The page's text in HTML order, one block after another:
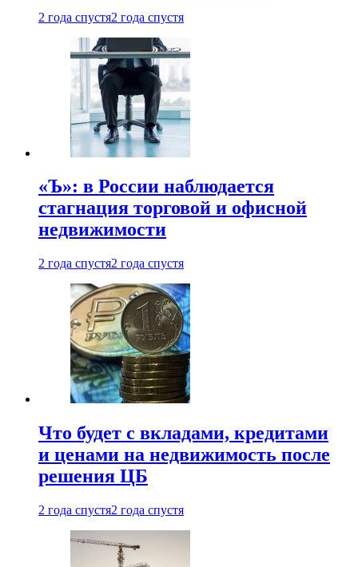
2 года спустя2 года спустя
«Ъ»: в России наблюдается
стагнация торговой и офисной
недвижимости
2 года спустя2 года спустя
Что будет с вкладами, кредитами
и ценами на недвижимость после
решения ЦБ
2 года спустя2 года спустя